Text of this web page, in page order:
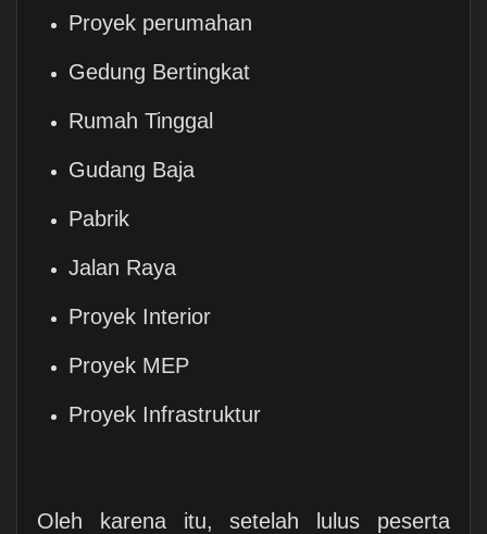
Proyek perumahan
Gedung Bertingkat
Rumah Tinggal
Gudang Baja
Pabrik
Jalan Raya
Proyek Interior
Proyek MEP
Proyek Infrastruktur
Oleh karena itu, setelah lulus peserta